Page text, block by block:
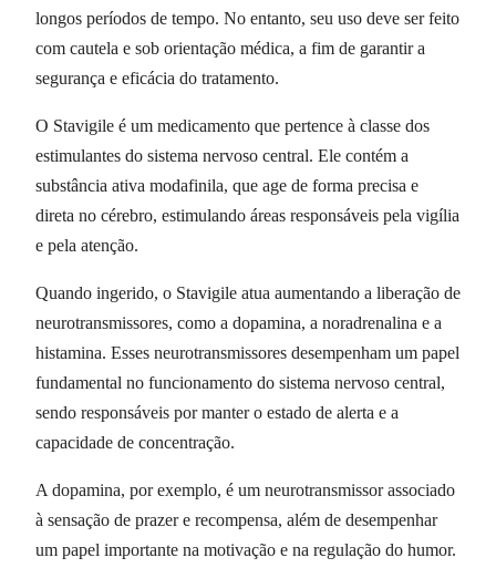
longos períodos de tempo. No entanto, seu uso deve ser feito
com cautela e sob orientação médica, a fim de garantir a
segurança e eficácia do tratamento.
O Stavigile é um medicamento que pertence à classe dos
estimulantes do sistema nervoso central. Ele contém a
substância ativa modafinila, que age de forma precisa e
direta no cérebro, estimulando áreas responsáveis pela vigília
e pela atenção.
Quando ingerido, o Stavigile atua aumentando a liberação de
neurotransmissores, como a dopamina, a noradrenalina e a
histamina. Esses neurotransmissores desempenham um papel
fundamental no funcionamento do sistema nervoso central,
sendo responsáveis por manter o estado de alerta e a
capacidade de concentração.
A dopamina, por exemplo, é um neurotransmissor associado
à sensação de prazer e recompensa, além de desempenhar
um papel importante na motivação e na regulação do humor.